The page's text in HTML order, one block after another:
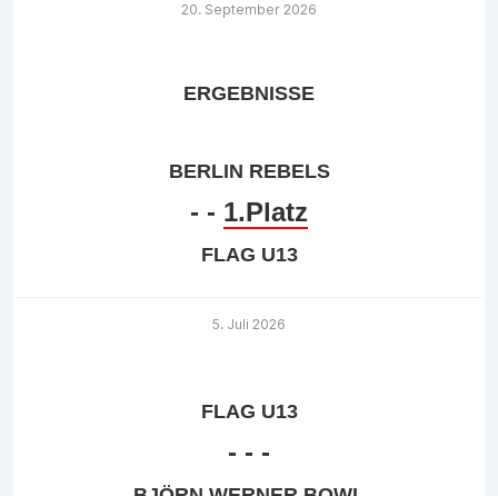
20. September 2026
ERGEBNISSE
BERLIN REBELS
- - 1.Platz
FLAG U13
5. Juli 2026
FLAG U13
- - -